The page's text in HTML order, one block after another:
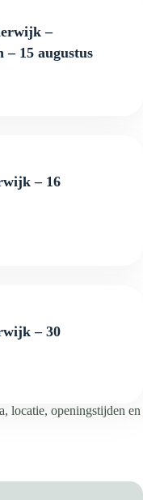
–
– 15 augustus
– 16
– 30
locatie, openingstijden en